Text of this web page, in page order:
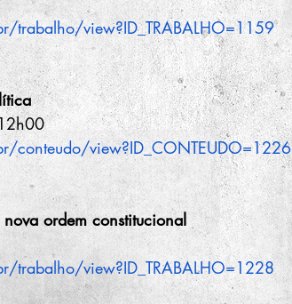
trabalho/view?ID_TRABALHO=1159
conteudo/view?ID_CONTEUDO=1226
ordem constitucional
trabalho/view?ID_TRABALHO=1228